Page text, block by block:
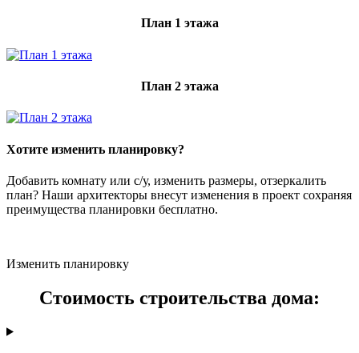
План 1 этажа
План 2 этажа
Хотите изменить планировку?
Добавить комнату или с/у, изменить размеры, отзеркалить
план? Наши архитекторы внесут изменения в проект сохраняя
преимущества планировки бесплатно.
Изменить планировку
Стоимость строительства дома: